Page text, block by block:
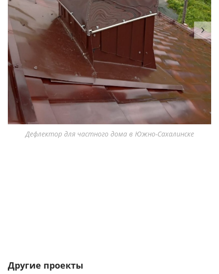
Дефлектор для частного дома в Южно-Сахалинске
Другие проекты